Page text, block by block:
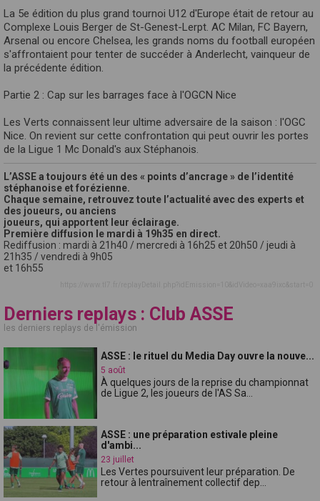
La 5e édition du plus grand tournoi U12 d'Europe était de retour au
Complexe Louis Berger de St-Genest-Lerpt. AC Milan, FC Bayern,
Arsenal ou encore Chelsea, les grands noms du football européen
s'affrontaient pour tenter de succéder à Anderlecht, vainqueur de
la précédente édition.
Partie 2 : Cap sur les barrages face à l'OGCN Nice
Les Verts connaissent leur ultime adversaire de la saison : l'OGC
Nice. On revient sur cette confrontation qui peut ouvrir les portes
de la Ligue 1 Mc Donald's aux Stéphanois.
L’ASSE a toujours été un des « points d’ancrage » de l’identité
stéphanoise et forézienne.
Chaque semaine, retrouvez toute l’actualité avec des experts et
des joueurs, ou anciens
joueurs, qui apportent leur éclairage.
Première diffusion le mardi à 19h35 en direct.
Rediffusion : mardi à 21h40 / mercredi à 16h25 et 20h50 / jeudi à
21h35 / vendredi à 9h05
et 16h55
Derniers replays : Club ASSE
les derniers replays de l'émission
ASSE : le rituel du Media Day ouvre la nouve...
5 août
À quelques jours de la reprise du championnat
de Ligue 2, les joueurs de l'AS Sa...
ASSE : une préparation estivale pleine
d'ambi...
23 juillet
Les Vertes poursuivent leur préparation. De
retour à lentraînement collectif dep...